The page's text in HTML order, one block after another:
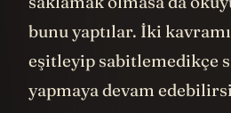
saklamak olmasa da
bunu yaptılar. İki
eşitleyip sabitlemedikçe
yapmaya devam